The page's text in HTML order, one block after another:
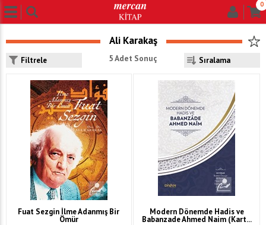
0
Ali Karakaş
Filtrele 5 Adet Sonuç
Fuat Sezgin İlme Adanmış Bir
Ömür
Modern Dönemde Hadis ve
Babanzade Ahmed Naim (Kart...